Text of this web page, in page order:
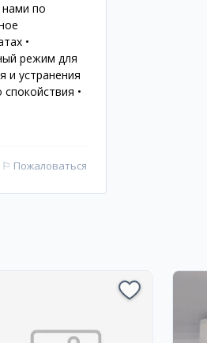
нами по
•
режим для
и устранения
•
⚐ Пожаловаться